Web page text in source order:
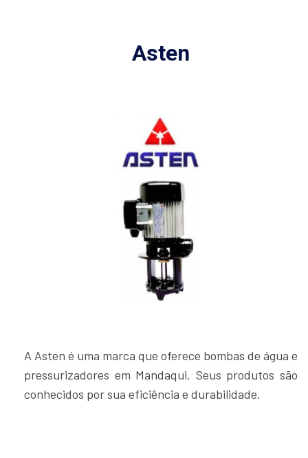
Asten
A Asten é uma marca que oferece bombas de água e
pressurizadores em Mandaqui. Seus produtos são
conhecidos por sua eficiência e durabilidade.